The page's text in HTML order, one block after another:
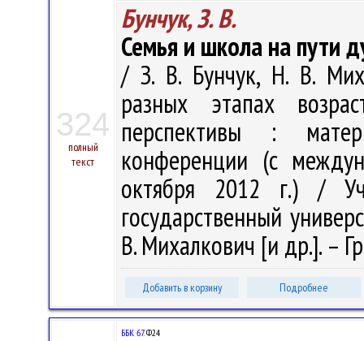
324
полный
текст
Бунчук, З. В.
Семья и школа на пути
/ З. В. Бунчук, Н. В.
разных этапах
перспективы :
конференции (с
октября 2012 г.) /
государственный
В. Михалкович [и др.]. –
Добавить в корзину Подробнее
ББК 67.Ф24